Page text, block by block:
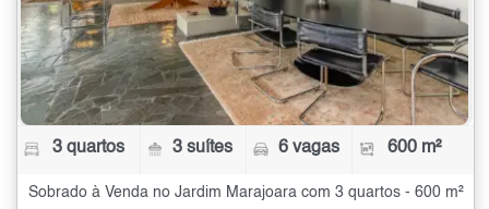
3 quartos 3 suítes 6 vagas 600 m²
Sobrado à Venda no Jardim Marajoara com 3 quartos - 600 m²